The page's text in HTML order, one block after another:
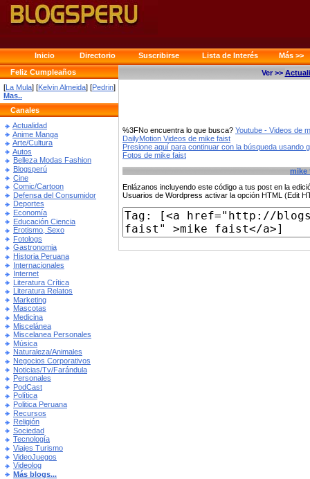
Inicio Directorio Suscribirse Lista de Interés
Más >>
Feliz Cumpleaños
[La Mula] [Kelvin Almeida] [Pedrin]
Mas..
Canales
Actualidad
Anime Manga
Arte/Cultura
Autos
Belleza Modas Fashion
Blogsperú
Cine
Comic/Cartoon
Defensa del Consumidor
Deportes
Economía
Educación Ciencia
Erotismo, Sexo
Fotologs
Gastronomia
Historia Peruana
Internacionales
Internet
Literatura Crítica
Literatura Relatos
Marketing
Mascotas
Medicina
Miscelánea
Miscelanea Personales
Música
Naturaleza/Animales
Negocios Corporativos
Noticias/Tv/Farándula
Personales
PodCast
Política
Politica Peruana
Recursos
Religión
Sociedad
Tecnología
Viajes Turismo
VideoJuegos
Videolog
Más blogs...
Ver >>
%3FNo encuentra lo que busca? Youtube - Videos de
DailyMotion Videos de mike faist
Presione aquí para continuar con la búsqueda usando
Fotos de mike faist
mike
Enlázanos incluyendo este código a tus post en la
Usuarios de Wordpress activar la opción HTML (Edit